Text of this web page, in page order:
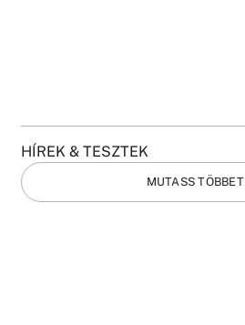
HÍREK & TESZTEK
MUTASS TÖBBET